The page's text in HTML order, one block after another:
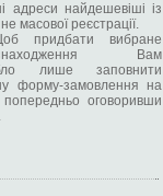
адреси найдешевіші із
масової реєстрації.
придбати вибране
Вам
лише заповнити
форму-замовлення на
попередньо оговоривши